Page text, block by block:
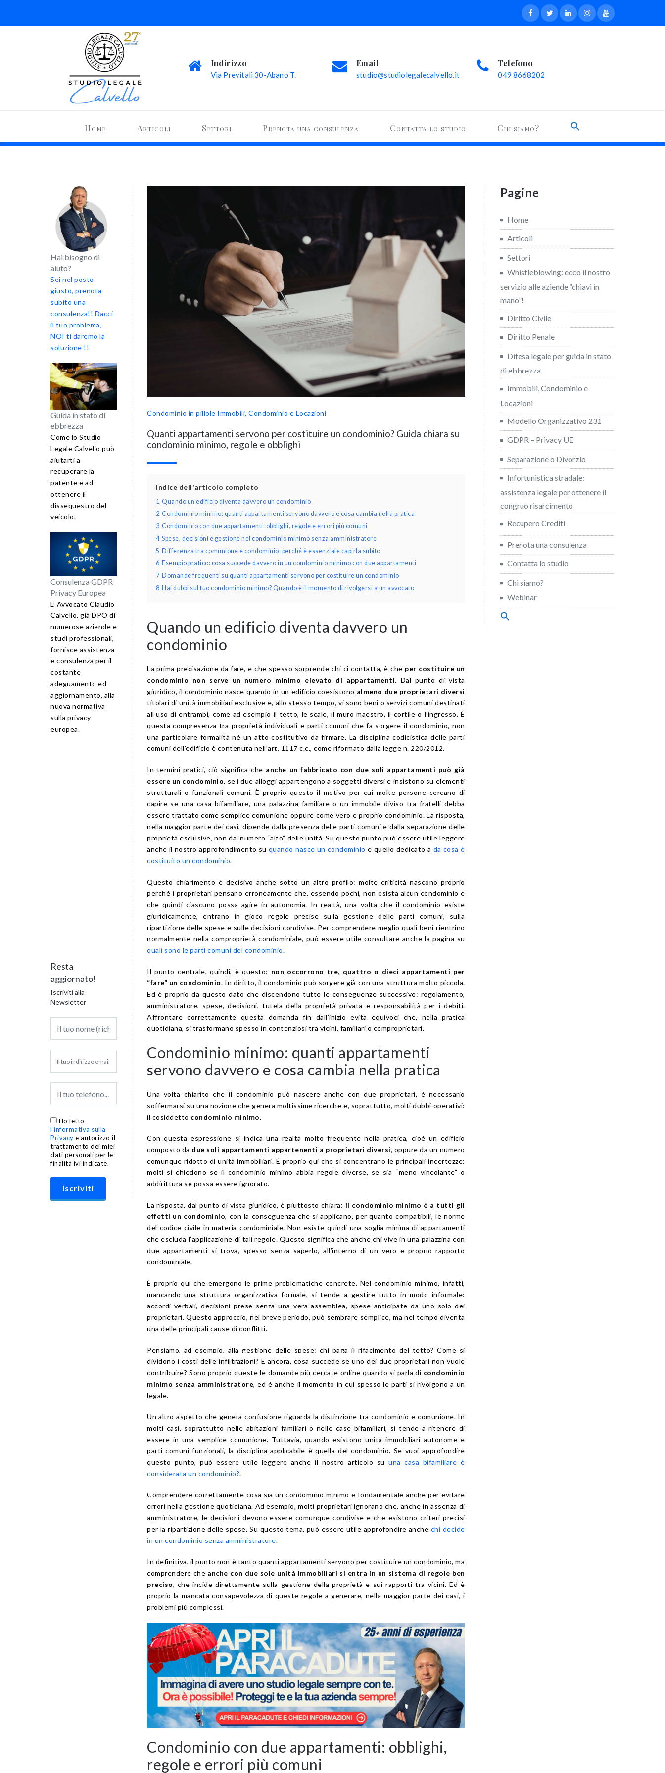
Indirizzo
Via Previtali 30-Abano T.
Email
studio@studiolegalecalvello.it
Telefono
049 8668202
Home Articoli Settori Prenota una consulenza Contatta lo studio Chi siamo?
Hai bisogno di
aiuto?
Sei nel posto
giusto, prenota
subito una
consulenza!! Dacci
il tuo problema,
NOI ti daremo la
soluzione !!
Guida in stato di
ebbrezza
Come lo Studio
Legale Calvello può
aiutarti a
recuperare la
patente e ad
ottenere il
dissequestro del
veicolo.
Consulenza GDPR
Privacy Europea
L’ Avvocato Claudio
Calvello, già DPO di
numerose aziende e
studi professionali,
fornisce assistenza
e consulenza per il
costante
adeguamento ed
aggiornamento, alla
nuova normativa
sulla privacy
europea.
Resta
aggiornato!
Iscriviti alla
Newsletter
Ho letto
l’informativa sulla
Privacy e autorizzo il
trattamento dei miei
dati personali per le
finalità ivi indicate.
Condominio in pillole Immobili, Condominio e Locazioni
Quanti appartamenti servono per costituire un condominio? Guida chiara su
condominio minimo, regole e obblighi
Indice dell'articolo completo
1 Quando un edificio diventa davvero un condominio
2 Condominio minimo: quanti appartamenti servono davvero e cosa cambia nella pratica
3 Condominio con due appartamenti: obblighi, regole e errori più comuni
4 Spese, decisioni e gestione nel condominio minimo senza amministratore
5 Differenza tra comunione e condominio: perché è essenziale capirla subito
6 Esempio pratico: cosa succede davvero in un condominio minimo con due appartamenti
7 Domande frequenti su quanti appartamenti servono per costituire un condominio
8 Hai dubbi sul tuo condominio minimo? Quando è il momento di rivolgersi a un avvocato
Quando un edificio diventa davvero un
condominio
La prima precisazione da fare, e che spesso sorprende chi ci contatta, è che per costituire un
condominio non serve un numero minimo elevato di appartamenti. Dal punto di vista
giuridico, il condominio nasce quando in un edificio coesistono almeno due proprietari diversi
titolari di unità immobiliari esclusive e, allo stesso tempo, vi sono beni o servizi comuni destinati
all’uso di entrambi, come ad esempio il tetto, le scale, il muro maestro, il cortile o l’ingresso. È
questa compresenza tra proprietà individuali e parti comuni che fa sorgere il condominio, non
una particolare formalità né un atto costitutivo da firmare. La disciplina codicistica delle parti
comuni dell’edificio è contenuta nell’art. 1117 c.c., come riformato dalla legge n. 220/2012.
In termini pratici, ciò significa che anche un fabbricato con due soli appartamenti può già
essere un condominio, se i due alloggi appartengono a soggetti diversi e insistono su elementi
strutturali o funzionali comuni. È proprio questo il motivo per cui molte persone cercano di
capire se una casa bifamiliare, una palazzina familiare o un immobile diviso tra fratelli debba
essere trattato come semplice comunione oppure come vero e proprio condominio. La risposta,
nella maggior parte dei casi, dipende dalla presenza delle parti comuni e dalla separazione delle
proprietà esclusive, non dal numero “alto” delle unità. Su questo punto può essere utile leggere
anche il nostro approfondimento su quando nasce un condominio e quello dedicato a da cosa è
costituito un condominio.
Questo chiarimento è decisivo anche sotto un altro profilo: molte criticità nascono proprio
perché i proprietari pensano erroneamente che, essendo pochi, non esista alcun condominio e
che quindi ciascuno possa agire in autonomia. In realtà, una volta che il condominio esiste
giuridicamente, entrano in gioco regole precise sulla gestione delle parti comuni, sulla
ripartizione delle spese e sulle decisioni condivise. Per comprendere meglio quali beni rientrino
normalmente nella comproprietà condominiale, può essere utile consultare anche la pagina su
quali sono le parti comuni del condominio.
Il punto centrale, quindi, è questo: non occorrono tre, quattro o dieci appartamenti per
“fare” un condominio. In diritto, il condominio può sorgere già con una struttura molto piccola.
Ed è proprio da questo dato che discendono tutte le conseguenze successive: regolamento,
amministratore, spese, decisioni, tutela della proprietà privata e responsabilità per i debiti.
Affrontare correttamente questa domanda fin dall’inizio evita equivoci che, nella pratica
quotidiana, si trasformano spesso in contenziosi tra vicini, familiari o comproprietari.
Condominio minimo: quanti appartamenti
servono davvero e cosa cambia nella pratica
Una volta chiarito che il condominio può nascere anche con due proprietari, è necessario
soffermarsi su una nozione che genera moltissime ricerche e, soprattutto, molti dubbi operativi:
il cosiddetto condominio minimo.
Con questa espressione si indica una realtà molto frequente nella pratica, cioè un edificio
composto da due soli appartamenti appartenenti a proprietari diversi, oppure da un numero
comunque ridotto di unità immobiliari. È proprio qui che si concentrano le principali incertezze:
molti si chiedono se il condominio minimo abbia regole diverse, se sia “meno vincolante” o
addirittura se possa essere ignorato.
La risposta, dal punto di vista giuridico, è piuttosto chiara: il condominio minimo è a tutti gli
effetti un condominio, con la conseguenza che si applicano, per quanto compatibili, le norme
del codice civile in materia condominiale. Non esiste quindi una soglia minima di appartamenti
che escluda l’applicazione di tali regole. Questo significa che anche chi vive in una palazzina con
due appartamenti si trova, spesso senza saperlo, all’interno di un vero e proprio rapporto
condominiale.
È proprio qui che emergono le prime problematiche concrete. Nel condominio minimo, infatti,
mancando una struttura organizzativa formale, si tende a gestire tutto in modo informale:
accordi verbali, decisioni prese senza una vera assemblea, spese anticipate da uno solo dei
proprietari. Questo approccio, nel breve periodo, può sembrare semplice, ma nel tempo diventa
una delle principali cause di conflitti.
Pensiamo, ad esempio, alla gestione delle spese: chi paga il rifacimento del tetto? Come si
dividono i costi delle infiltrazioni? E ancora, cosa succede se uno dei due proprietari non vuole
contribuire? Sono proprio queste le domande più cercate online quando si parla di condominio
minimo senza amministratore, ed è anche il momento in cui spesso le parti si rivolgono a un
legale.
Un altro aspetto che genera confusione riguarda la distinzione tra condominio e comunione. In
molti casi, soprattutto nelle abitazioni familiari o nelle case bifamiliari, si tende a ritenere di
essere in una semplice comunione. Tuttavia, quando esistono unità immobiliari autonome e
parti comuni funzionali, la disciplina applicabile è quella del condominio. Se vuoi approfondire
questo punto, può essere utile leggere anche il nostro articolo suuna casa bifamiliare è
considerata un condominio?.
Comprendere correttamente cosa sia un condominio minimo è fondamentale anche per evitare
errori nella gestione quotidiana. Ad esempio, molti proprietari ignorano che, anche in assenza di
amministratore, le decisioni devono essere comunque condivise e che esistono criteri precisi
per la ripartizione delle spese. Su questo tema, può essere utile approfondire anche chi decide
in un condominio senza amministratore.
In definitiva, il punto non è tanto quanti appartamenti servono per costituire un condominio, ma
comprendere che anche con due sole unità immobiliari si entra in un sistema di regole ben
preciso, che incide direttamente sulla gestione della proprietà e sui rapporti tra vicini. Ed è
proprio la mancata consapevolezza di queste regole a generare, nella maggior parte dei casi, i
problemi più complessi.
Condominio con due appartamenti: obblighi,
regole e errori più comuni
Pagine
Home
Articoli
Settori
Whistleblowing: ecco il nostro
servizio alle aziende “chiavi in
mano”!
Diritto Civile
Diritto Penale
Difesa legale per guida in stato
di ebbrezza
Immobili, Condominio e
Locazioni
Modello Organizzativo 231
GDPR – Privacy UE
Separazione o Divorzio
Infortunistica stradale:
assistenza legale per ottenere il
congruo risarcimento
Recupero Crediti
Prenota una consulenza
Contatta lo studio
Chi siamo?
Webinar